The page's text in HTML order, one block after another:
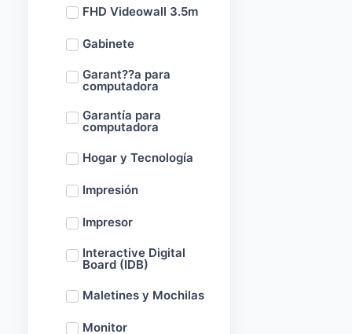
FHD Videowall 3.5m
Gabinete
Garant??a para
computadora
Garantía para
computadora
Hogar y Tecnología
Impresión
Impresor
Interactive Digital
Board (IDB)
Maletines y Mochilas
Monitor